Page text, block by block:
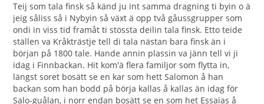
Teij som tala finsk så känd ju int samma dragning ti byin o ä
jeig såliss så i Nybyin så växt ä opp två gåussgrupper som
ondi in viss tid framåt ti stössta deilin tala finsk. Etto teide
ställen va Kråkträstje tell di tala nästan bara finsk än i
början på 1800 tale. Hande annin plassin va jänn tell vi ji
idag i Finnbackan. Hit kom'ä flera familjor som flytta in,
längst soret bosätt se en kar som hett Salomon å han
backan som han bodd på börja kallas å kallas än idag för
Salo-guålan, i norr endan bosätt se en som het Essaias å